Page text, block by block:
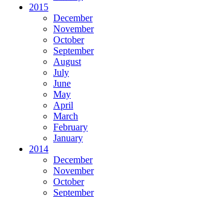
2015
December
November
October
September
August
July
June
May
April
March
February
January
2014
December
November
October
September